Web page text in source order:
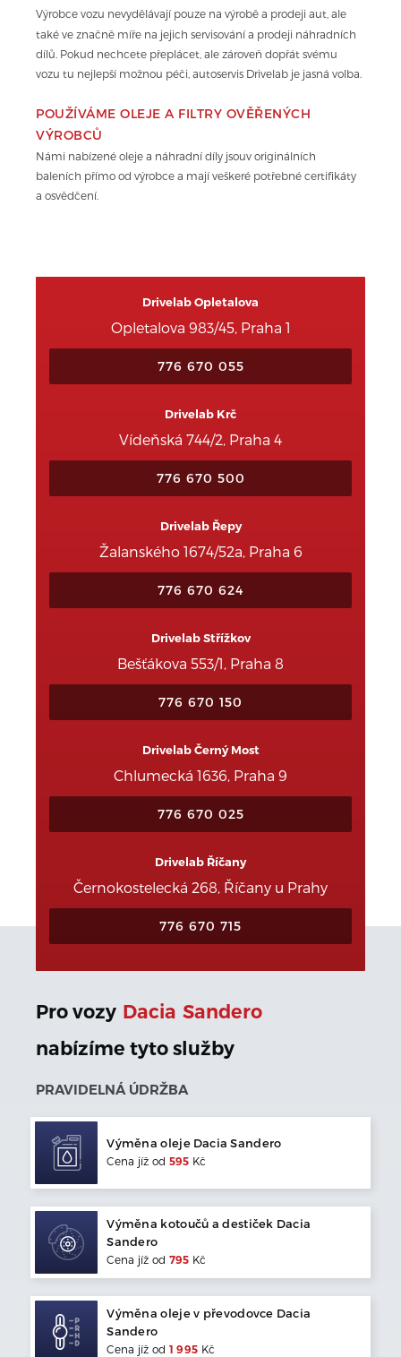
Výrobce vozu nevydělávají pouze na výrobě a prodeji aut, ale
také ve značně míře na jejich servisování a prodeji náhradních
dílů. Pokud nechcete přeplácet, ale zároveň dopřát svému
vozu tu nejlepší možnou péči, autoservis Drivelab je jasná volba.
POUŽÍVÁME OLEJE A FILTRY OVĚŘENÝCH
VÝROBCŮ
Námi nabízené oleje a náhradní díly jsouv originálních
baleních přímo od výrobce a mají veškeré potřebné certifikáty
a osvědčení.
Drivelab Opletalova
Opletalova 983/45, Praha 1
776 670 055
Drivelab Krč
Vídeňská 744/2, Praha 4
776 670 500
Drivelab Řepy
Žalanského 1674/52a, Praha 6
776 670 624
Drivelab Střížkov
Bešťákova 553/1, Praha 8
776 670 150
Drivelab Černý Most
Chlumecká 1636, Praha 9
776 670 025
Drivelab Říčany
Černokostelecká 268, Říčany u Prahy
776 670 715
Pro vozy Dacia Sandero
nabízíme tyto služby
PRAVIDELNÁ ÚDRŽBA
Výměna oleje Dacia Sandero
Cena jíž od 595 Kč
Výměna kotoučů a destiček Dacia
Sandero
Cena jíž od 795 Kč
Výměna oleje v převodovce Dacia
Sandero
Cena jíž od 1 995 Kč